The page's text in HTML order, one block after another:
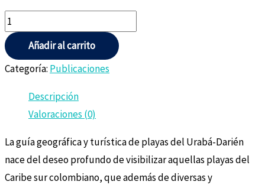
Añadir al carrito
Categoría: Publicaciones
Descripción
Valoraciones (0)
La guía geográfica y turística de playas del Urabá-Darién
nace del deseo profundo de visibilizar aquellas playas del
Caribe sur colombiano, que además de diversas y